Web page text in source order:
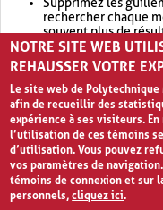
rechercher chaque
souvent plus de
Envisagez d'élargir
retournera souvent
NOTRE SITE WEB
REHAUSSER VOTRE
Le site web de
afin de recueillir des
expérience à ses visiteurs.
l’utilisation de ces témoins
d’utilisation. Vous pouvez
vos paramètres de
témoins de connexion et sur
personnels,cliquez ici.